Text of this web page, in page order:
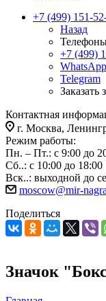
+7 (499) 151-
Назад
+7 (499)
WhatsApp
Telegram
Заказать
Контактная
г. Москва,
Режим работы:
Пн. – Пт.: с 9:00 до
Сб..: с 10:00 до 18:00
Вск..: выходной до
moscow@mir-
Поделиться
Значок